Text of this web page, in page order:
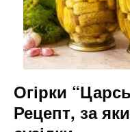
Огірки
Рецепт, за